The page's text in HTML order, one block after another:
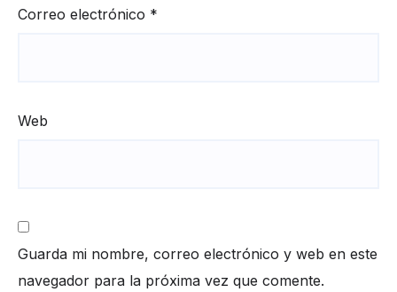
Correo electrónico *
Web
Guarda mi nombre, correo electrónico y web en este
navegador para la próxima vez que comente.